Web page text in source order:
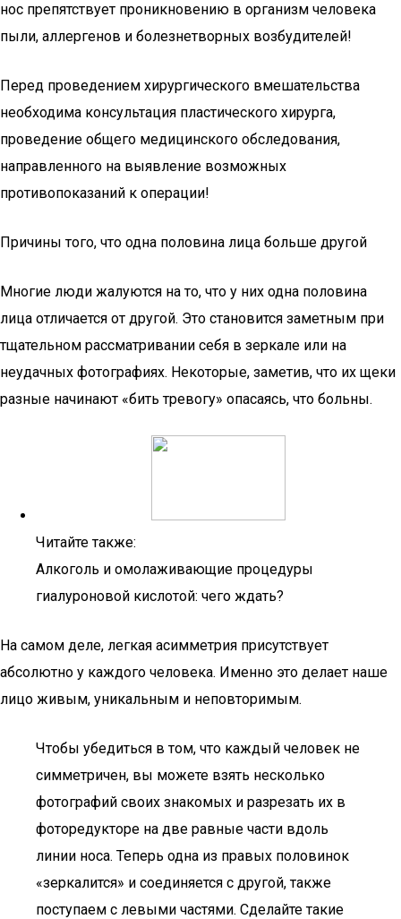
нос препятствует проникновению в организм человека
пыли, аллергенов и болезнетворных возбудителей!
Перед проведением хирургического вмешательства
необходима консультация пластического хирурга,
проведение общего медицинского обследования,
направленного на выявление возможных
противопоказаний к операции!
Причины того, что одна половина лица больше другой
Многие люди жалуются на то, что у них одна половина
лица отличается от другой. Это становится заметным при
тщательном рассматривании себя в зеркале или на
неудачных фотографиях. Некоторые, заметив, что их щеки
разные начинают «бить тревогу» опасаясь, что больны.
Читайте также:
Алкоголь и омолаживающие процедуры
гиалуроновой кислотой: чего ждать?
На самом деле, легкая асимметрия присутствует
абсолютно у каждого человека. Именно это делает наше
лицо живым, уникальным и неповторимым.
Чтобы убедиться в том, что каждый человек не
симметричен, вы можете взять несколько
фотографий своих знакомых и разрезать их в
фоторедукторе на две равные части вдоль
линии носа. Теперь одна из правых половинок
«зеркалится» и соединяется с другой, также
поступаем с левыми частями. Сделайте такие